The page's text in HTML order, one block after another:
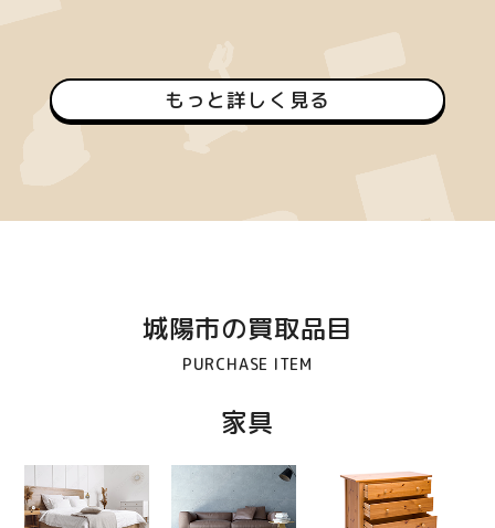
もっと詳しく見る
城陽市の買取品目
PURCHASE ITEM
家具